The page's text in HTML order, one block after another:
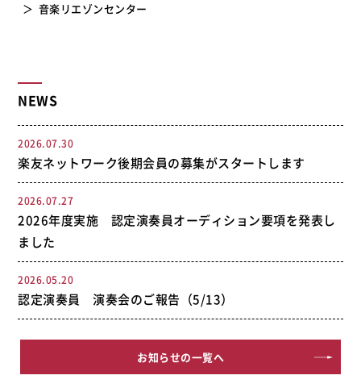
音楽リエゾンセンター
NEWS
2026.07.30
楽友ネットワーク後期会員の募集がスタートします
2026.07.27
2026年度実施 認定演奏員オーディション要項を発表し
ました
2026.05.20
認定演奏員 演奏会のご報告（5/13）
お知らせの一覧へ